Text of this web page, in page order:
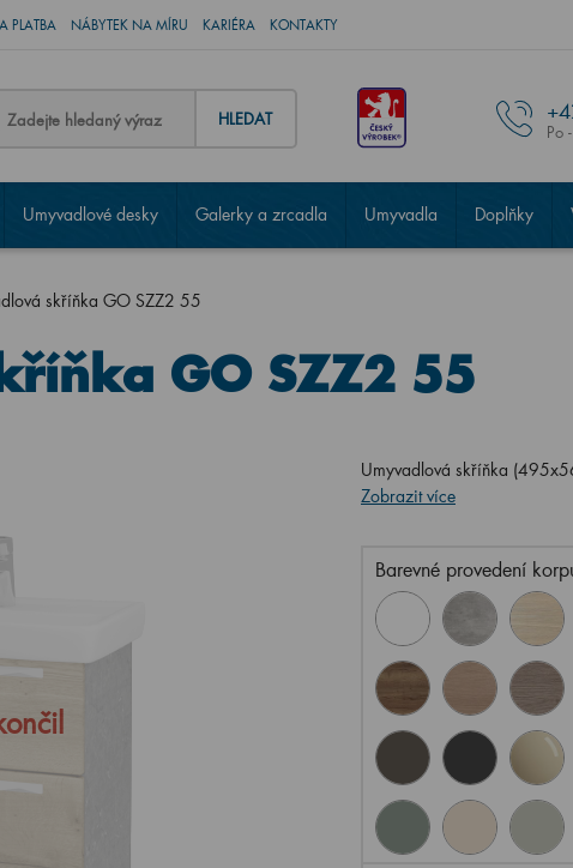
PLATBA NÁBYTEK NA MÍRU KARIÉRA KONTAKTY
HLEDAT
Po
Umyvadlové desky Galerky a zrcadla Umyvadla Doplňky
skříňka GO SZZ2 55
GO SZZ2 55
Umyvadlová skříňka
Zobrazit více
Barevné provedení